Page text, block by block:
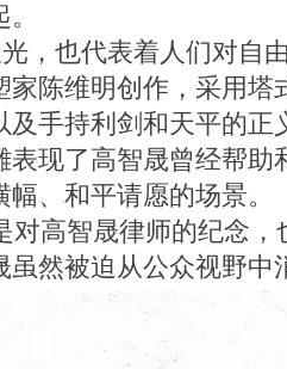
也代表着人们对自
陈维明创作，采用
手持利剑和天平的正
现了高智晟曾经帮
、和平请愿的场景。
高智晟律师的纪念
然被迫从公众视野中